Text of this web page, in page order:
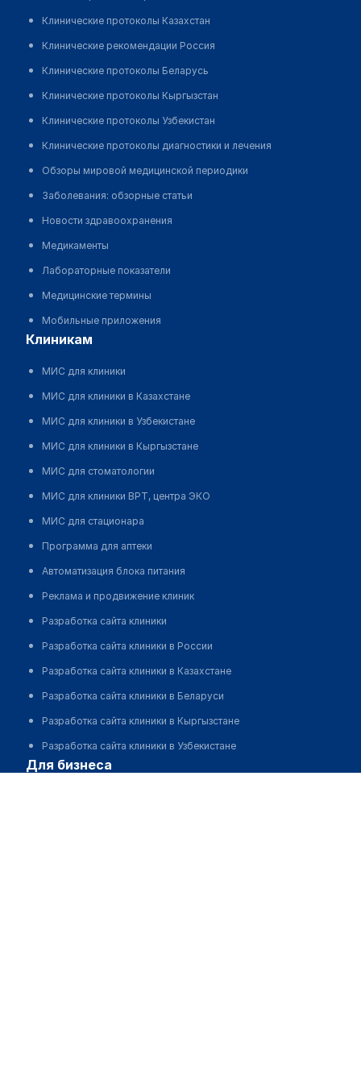
Клинические протоколы Казахстан
Клинические рекомендации Россия
Клинические протоколы Беларусь
Клинические протоколы Кыргызстан
Клинические протоколы Узбекистан
Клинические протоколы диагностики и лечения
Обзоры мировой медицинской периодики
Заболевания: обзорные статьи
Новости здравоохранения
Медикаменты
Лабораторные показатели
Медицинские термины
Мобильные приложения
клиникам
МИС для клиники
МИС для клиники в Казахстане
МИС для клиники в Узбекистане
МИС для клиники в Кыргызстане
МИС для стоматологии
МИС для клиники ВРТ, центра ЭКО
МИС для стационара
Программа для аптеки
Автоматизация блока питания
Реклама и продвижение клиник
Разработка сайта клиники
Разработка сайта клиники в России
Разработка сайта клиники в Казахстане
Разработка сайта клиники в Беларуси
Разработка сайта клиники в Кыргызстане
Разработка сайта клиники в Узбекистане
для бизнеса